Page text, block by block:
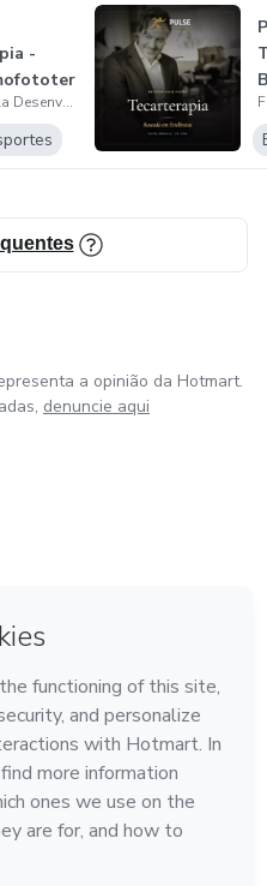
-
em
Filipe Abdalla Desenvolvimento Profissional
a opinião da Hotmart.
denuncie aqui